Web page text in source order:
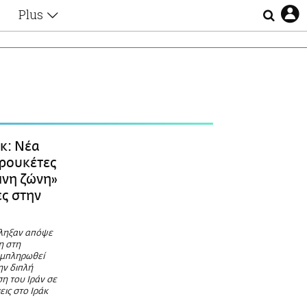
Plus
Οι Αθηναίοι
Απώλειες
Lgbtqi+
Επιλογές
Νέα
ζώνη»
στην
απόψε
στη
διπλή
του Ιράν σε
στο Ιράκ